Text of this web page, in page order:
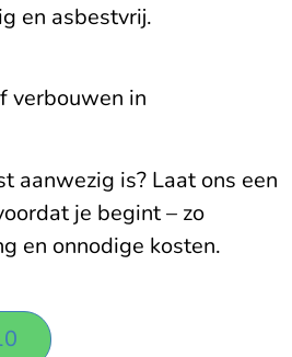
en asbestvrij.
verbouwen in
aanwezig is? Laat ons een
je begint – zo
en onnodige kosten.